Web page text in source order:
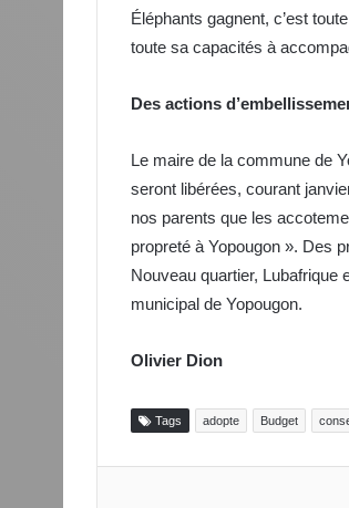
Éléphants gagnent, c’est
toute sa capacités à
Des actions
Le maire de la commune de
seront libérées, courant
nos parents que les
propreté à Yopougon ». Des
Nouveau quartier, Lubafrique
municipal de Yopougon.
Olivier Dion
Tags adopte Budget